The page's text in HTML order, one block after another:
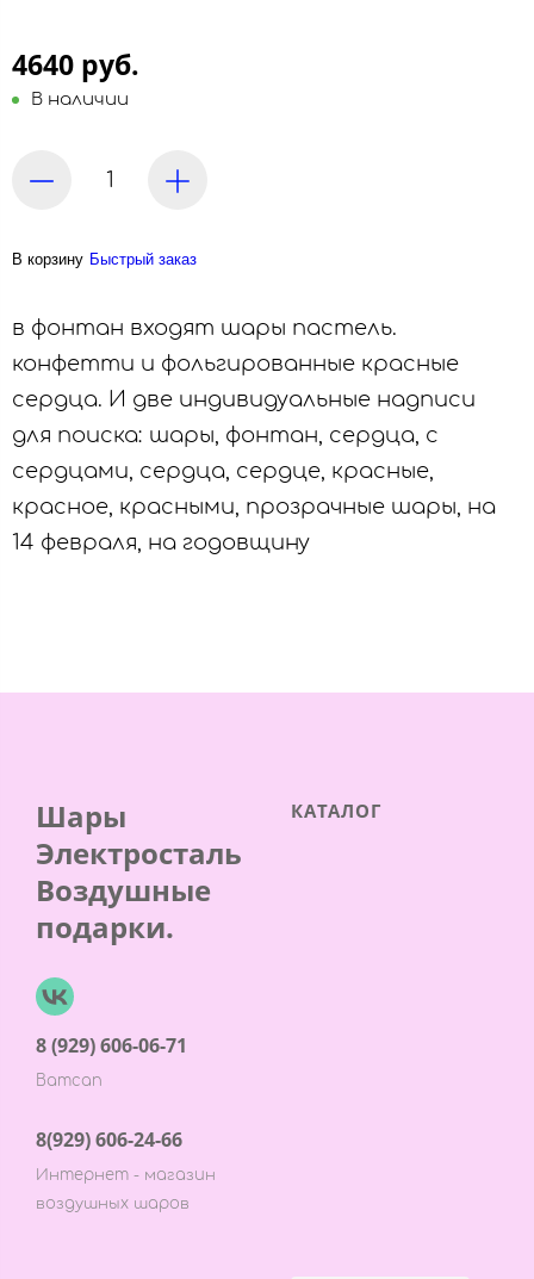
4640 руб.
В наличии
В корзину Быстрый заказ
в фонтан входят шары пастель.
конфетти и фольгированные красные
сердца. И две индивидуальные надписи
для поиска: шары, фонтан, сердца, с
сердцами, сердца, сердце, красные,
красное, красными, прозрачные шары, на
14 февраля, на годовщину
Шары
Электросталь
Воздушные
подарки.
8 (929) 606-06-71
Ватсап
8(929) 606-24-66
Интернет - магазин
воздушных шаров
КАТАЛОГ